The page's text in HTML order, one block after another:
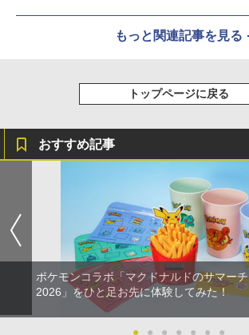
もっと関連記事を見る
トップページに戻る
おすすめ記事
ポケモンコラボ「マクドナルドのサマー
2026」をひと足お先に体験してみた！
● ● ● ● ● ● ●